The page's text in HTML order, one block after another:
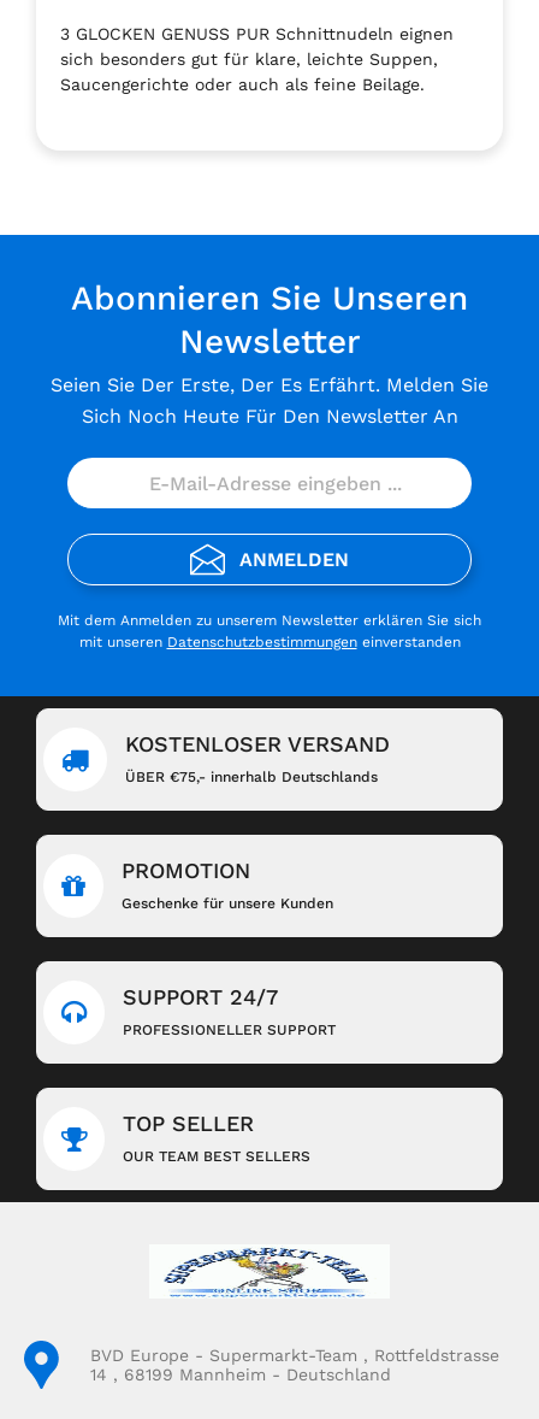
3 GLOCKEN GENUSS PUR Schnittnudeln eignen
sich besonders gut für klare, leichte Suppen,
Saucengerichte oder auch als feine Beilage.
Abonnieren Sie Unseren
Newsletter
Seien Sie Der Erste, Der Es Erfährt. Melden Sie
Sich Noch Heute Für Den Newsletter An
ANMELDEN
Mit dem Anmelden zu unserem Newsletter erklären Sie sich
mit unseren Datenschutzbestimmungeneinverstanden
KOSTENLOSER VERSAND
ÜBER €75,- innerhalb Deutschlands
PROMOTION
Geschenke für unsere Kunden
SUPPORT 24/7
PROFESSIONELLER SUPPORT
TOP SELLER
OUR TEAM BEST SELLERS
BVD Europe - Supermarkt-Team , Rottfeldstrasse
14 , 68199 Mannheim - Deutschland